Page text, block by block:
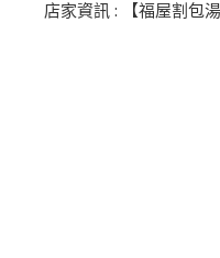
店家資訊 : 【福屋割包